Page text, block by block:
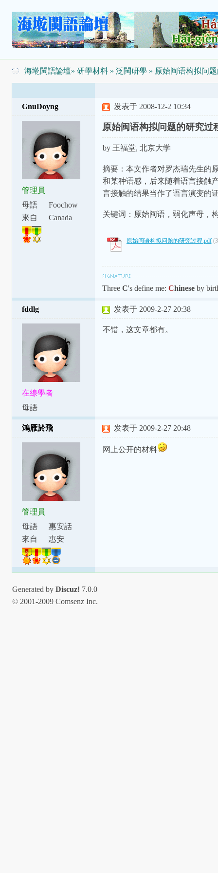
海墘閩語論壇» 研學材料» 泛閩研學» 原始闽语构拟问
GnuDoyng
管理員
母語
Foochow
來自
Canada
发表于 2008-12-2 10:34
原始闽语构拟问题的研究过
by 王福堂, 北京大学
摘要：本文作者对罗杰瑞先生的
和某种语感，后来随着语言接触
言接触的结果当作了语言演变的
关键词：原始闽语，弱化声母，
原始闽语构拟问题的研究过程.pdf
Three C's define me: Chineseby
fddlg
在線學者
母語
发表于 2009-2-27 20:38
不错，这文章都有。
鴻雁於飛
管理員
母語
惠安話
來自
惠安
发表于 2009-2-27 20:48
网上公开的材料
Generated by Discuz! 7.0.0
© 2001-2009 Comsenz Inc.